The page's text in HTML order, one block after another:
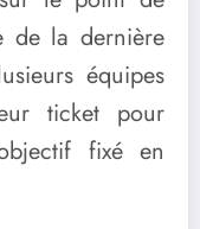
de la dernière
équipes
ticket pour
fixé en